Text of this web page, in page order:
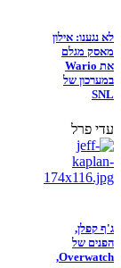
לא נגענו: אילון
מאסק מגלם
את Wario
במערכון של
SNL
עדי פרל
ג'ף קפלן,
הפנים של
Overwatch,